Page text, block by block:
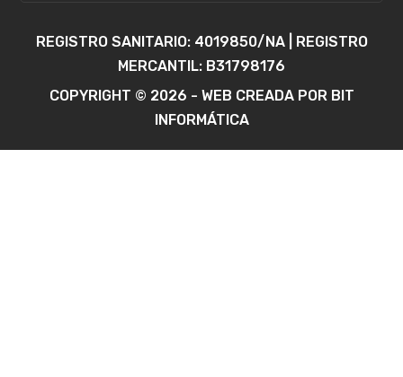
REGISTRO SANITARIO: 4019850/NA | REGISTRO
MERCANTIL: B31798176
COPYRIGHT © 2026 - WEB CREADA POR BIT
INFORMÁTICA